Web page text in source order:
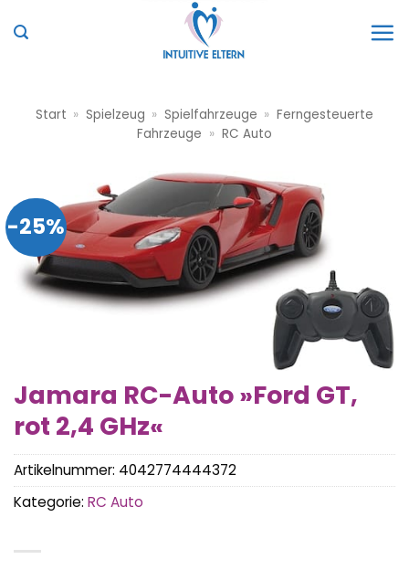
Inhalt
Start » Spielzeug » Spielfahrzeuge » Ferngesteuerte
Fahrzeuge » RC Auto
-25%
Jamara RC-Auto »Ford GT,
rot 2,4 GHz«
Artikelnummer: 4042774444372
Kategorie: RC Auto